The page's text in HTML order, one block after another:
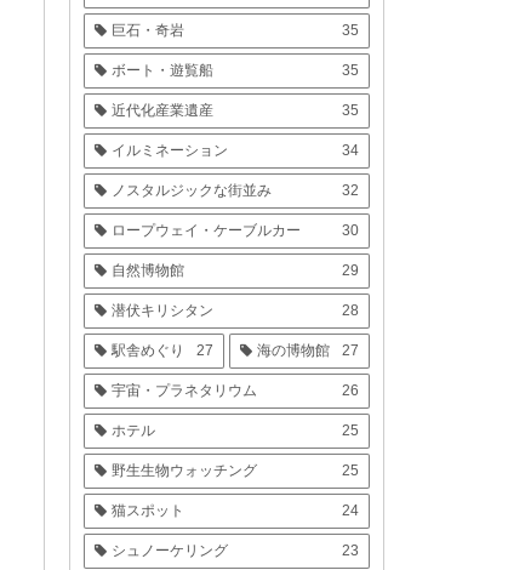
巨石・奇岩 35
ボート・遊覧船 35
近代化産業遺産 35
イルミネーション 34
ノスタルジックな街並み 32
ロープウェイ・ケーブルカー 30
自然博物館 29
潜伏キリシタン 28
駅舎めぐり 27 海の博物館 27
宇宙・プラネタリウム 26
ホテル 25
野生生物ウォッチング 25
猫スポット 24
シュノーケリング 23